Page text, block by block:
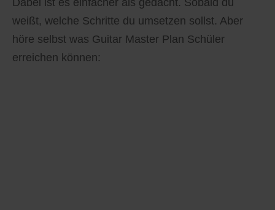
weißt, welche Schritte du umsetzen sollst. Aber
höre selbst was Guitar Master Plan Schüler
erreichen können: